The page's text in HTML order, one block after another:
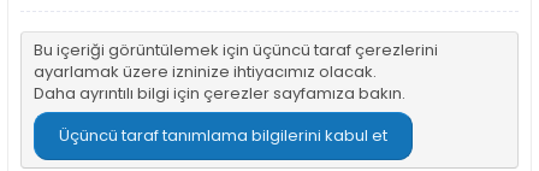
Bu içeriği görüntülemek için üçüncü taraf çerezlerini
ayarlamak üzere izninize ihtiyacımız olacak.
Daha ayrıntılı bilgi için çerezler sayfamıza bakın.
Üçüncü taraf tanımlama bilgilerini kabul et